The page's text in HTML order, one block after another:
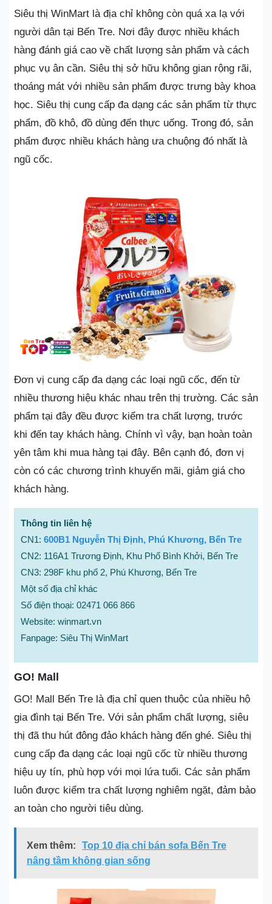
Siêu thị WinMart là địa chỉ không còn quá xa lạ với
người dân tại Bến Tre. Nơi đây được nhiều khách
hàng đánh giá cao về chất lượng sản phẩm và cách
phục vụ ân cần. Siêu thị sở hữu không gian rộng rãi,
thoáng mát với nhiều sản phẩm được trưng bày khoa
học. Siêu thị cung cấp đa dạng các sản phẩm từ thực
phẩm, đồ khô, đồ dùng đến thực uống. Trong đó, sản
phẩm được nhiều khách hàng ưa chuộng đó nhất là
ngũ cốc.
Đơn vị cung cấp đa dạng các loại ngũ cốc, đến từ
nhiều thương hiệu khác nhau trên thị trường. Các sản
phẩm tại đây đều được kiểm tra chất lượng, trước
khi đến tay khách hàng. Chính vì vậy, bạn hoàn toàn
yên tâm khi mua hàng tại đây. Bên cạnh đó, đơn vị
còn có các chương trình khuyến mãi, giảm giá cho
khách hàng.
Thông tin liên hệ
CN1: 600B1 Nguyễn Thị Định, Phú Khương, Bến Tre
CN2: 116A1 Trương Định, Khu Phố Bình Khởi, Bến Tre
CN3: 298F khu phố 2, Phú Khương, Bến Tre
Một số địa chỉ khác
Số điện thoại: 02471 066 866
Website: winmart.vn
Fanpage: Siêu Thị WinMart
GO! Mall
GO! Mall Bến Tre là địa chỉ quen thuộc của nhiều hộ
gia đình tại Bến Tre. Với sản phẩm chất lượng, siêu
thị đã thu hút đông đảo khách hàng đến ghé. Siêu thị
cung cấp đa dạng các loại ngũ cốc từ nhiều thương
hiệu uy tín, phù hợp với mọi lứa tuổi. Các sản phẩm
luôn được kiểm tra chất lượng nghiêm ngặt, đảm bảo
an toàn cho người tiêu dùng.
Xem thêm:
Top 10 địa chỉ bán sofa Bến Tre
nâng tầm không gian sống